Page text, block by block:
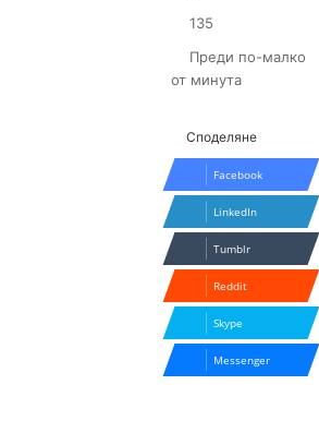
135
Преди по-малко
от минута
Споделяне
Facebook
LinkedIn
Tumblr
Reddit
Skype
Messenger